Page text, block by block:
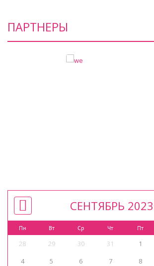
ПАРТНЕРЫ
СЕНТЯБРЬ 2023
Пн Вт Ср Чт Пт
28 29 30 31 1
4
5 6 7 8